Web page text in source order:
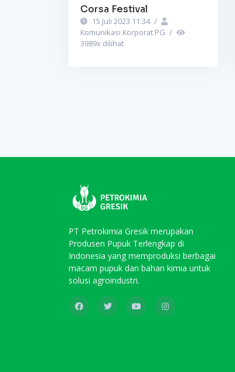
Corsa Festival
15 Juli 2023 11:34 /
Komunikasi Korporat PG /
3989x dilihat
PT Petrokimia Gresik merupakan
Produsen Pupuk Terlengkap di
Indonesia yang memproduksi berbagai
macam pupuk dan bahan kimia untuk
solusi agroindustri.